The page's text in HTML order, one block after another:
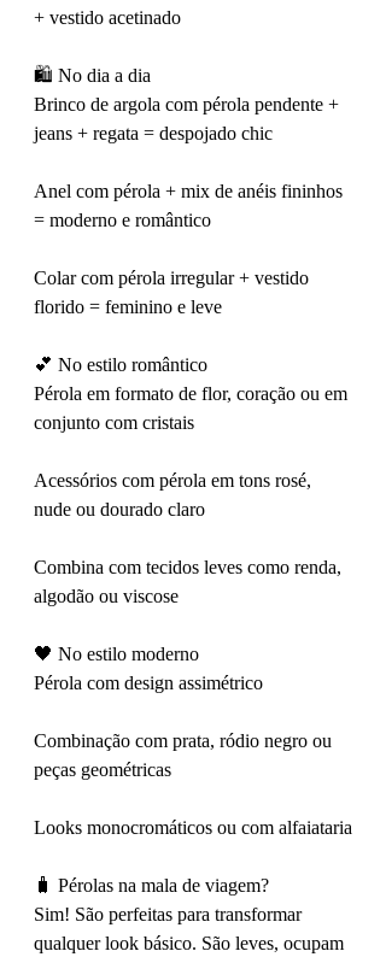
+ vestido acetinado
🛍️ No dia a dia
Brinco de argola com pérola pendente +
jeans + regata = despojado chic
Anel com pérola + mix de anéis fininhos
= moderno e romântico
Colar com pérola irregular + vestido
florido = feminino e leve
💕 No estilo romântico
Pérola em formato de flor, coração ou em
conjunto com cristais
Acessórios com pérola em tons rosé,
nude ou dourado claro
Combina com tecidos leves como renda,
algodão ou viscose
🖤 No estilo moderno
Pérola com design assimétrico
Combinação com prata, ródio negro ou
peças geométricas
Looks monocromáticos ou com alfaiataria
🧳 Pérolas na mala de viagem?
Sim! São perfeitas para transformar
qualquer look básico. São leves, ocupam